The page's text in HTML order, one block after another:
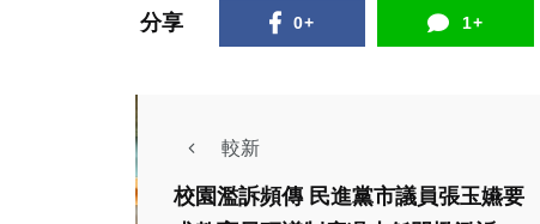
分享 0+ 1+
較新
校園濫訴頻傳 民進黨市議員張玉嬿要